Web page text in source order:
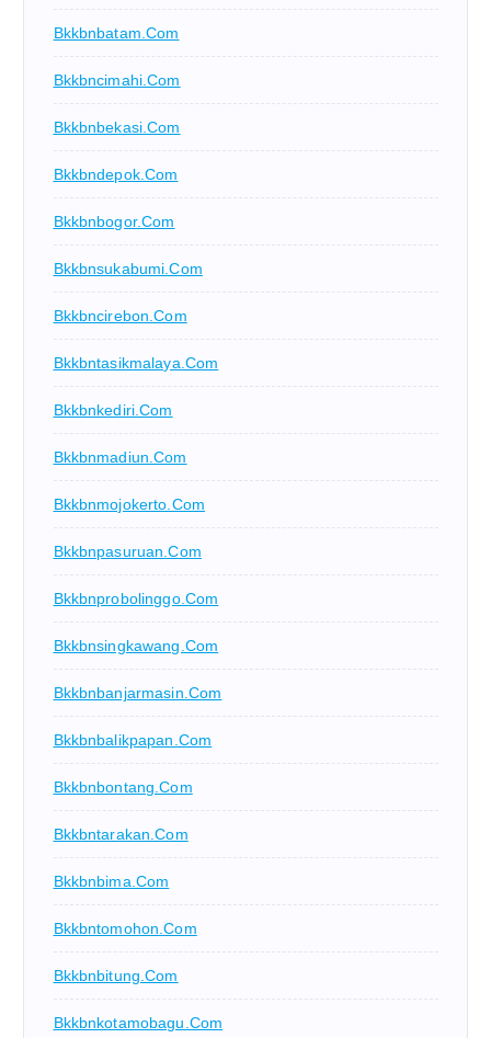
Bkkbnbatam.com
Bkkbncimahi.com
Bkkbnbekasi.com
Bkkbndepok.com
Bkkbnbogor.com
Bkkbnsukabumi.com
Bkkbncirebon.com
Bkkbntasikmalaya.com
Bkkbnkediri.com
Bkkbnmadiun.com
Bkkbnmojokerto.com
Bkkbnpasuruan.com
Bkkbnprobolinggo.com
Bkkbnsingkawang.com
Bkkbnbanjarmasin.com
Bkkbnbalikpapan.com
Bkkbnbontang.com
Bkkbntarakan.com
Bkkbnbima.com
Bkkbntomohon.com
Bkkbnbitung.com
Bkkbnkotamobagu.com